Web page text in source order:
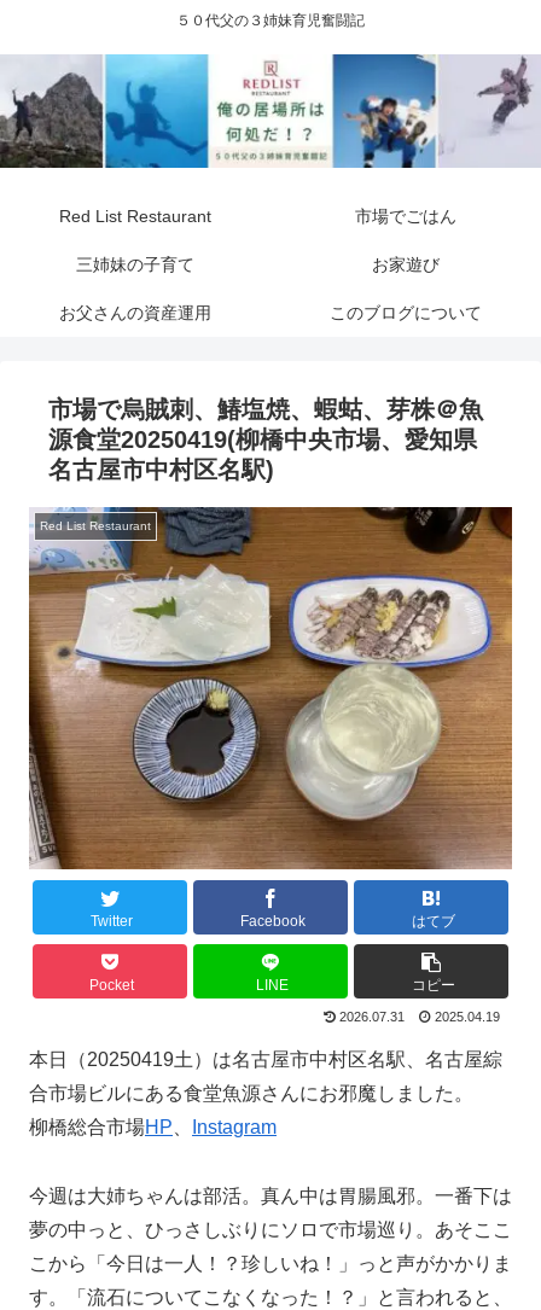
５０代父の３姉妹育児奮闘記
Red List Restaurant 市場でごはん
三姉妹の子育て お家遊び
お父さんの資産運用 このブログについて
市場で烏賊刺、鰆塩焼、蝦蛄、芽株＠魚
源食堂20250419(柳橋中央市場、愛知県
名古屋市中村区名駅)
Red List Restaurant
Twitter Facebook はてブ
Pocket LINE コピー
2026.07.31 2025.04.19
本日（20250419土）は名古屋市中村区名駅、名古屋綜
合市場ビルにある食堂魚源さんにお邪魔しました。
柳橋総合市場HP Instagram
今週は大姉ちゃんは部活。真ん中は胃腸風邪。一番下は
夢の中っと、ひっさしぶりにソロで市場巡り。あそここ
こから「今日は一人！？珍しいね！」っと声がかかりま
す。「流石についてこなくなった！？」と言われると、